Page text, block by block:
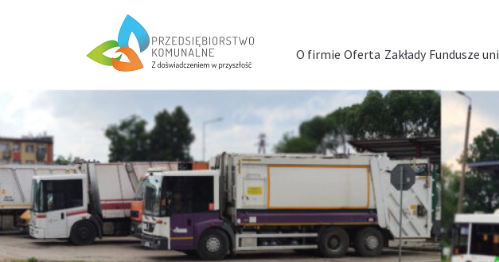
O firmie Oferta Zakłady Fundusze